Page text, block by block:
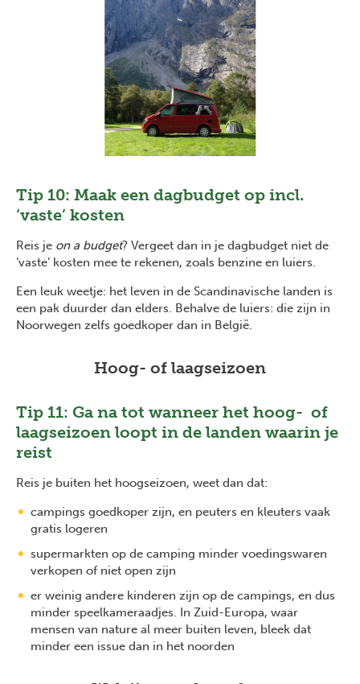
Tip 10: Maak een dagbudget op incl.
‘vaste’ kosten
Reis je on a budget? Vergeet dan in je dagbudget niet de
‘vaste’ kosten mee te rekenen, zoals benzine en luiers.
Een leuk weetje: het leven in de Scandinavische landen is
een pak duurder dan elders. Behalve de luiers: die zijn in
Noorwegen zelfs goedkoper dan in België.
Hoog- of laagseizoen
Tip 11: Ga na tot wanneer het hoog- of
laagseizoen loopt in de landen waarin je
reist
Reis je buiten het hoogseizoen, weet dan dat:
campings goedkoper zijn, en peuters en kleuters vaak
gratis logeren
supermarkten op de camping minder voedingswaren
verkopen of niet open zijn
er weinig andere kinderen zijn op de campings, en dus
minder speelkameraadjes. In Zuid-Europa, waar
mensen van nature al meer buiten leven, bleek dat
minder een issue dan in het noorden